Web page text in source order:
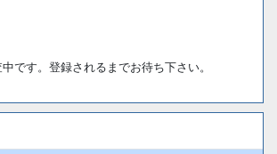
です。登録されるまでお待ち下さい。